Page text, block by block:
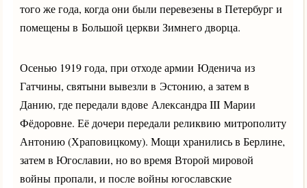
того же года, когда они были перевезены в Петербург и
помещены в Большой церкви Зимнего дворца.
Осенью 1919 года, при отходе армии Юденича из
Гатчины, святыни вывезли в Эстонию, а затем в
Данию, где передали вдове Александра III Марии
Фёдоровне. Её дочери передали реликвию митрополиту
Антонию (Храповицкому). Мощи хранились в Берлине,
затем в Югославии, но во время Второй мировой
войны пропали, и после войны югославские